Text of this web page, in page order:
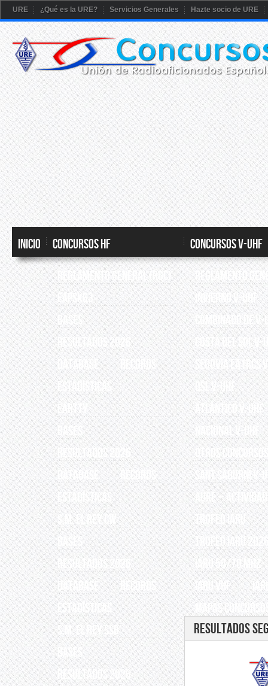
URE ¿Qué es la URE? Servicios Generales Hazte socio de URE
Inicio
CONCURSOS HF
Reglamento General (RGC)
EAPSK63
BASES
RESULTADOS 2026
Database
Records
ESTADÍSTICAS
EARTTY
BASES
RESULTADOS 2026
Database
Records
ESTADÍSTICAS
S.M. EL REY CW
BASES
RESULTADOS 2026
Database
Records
ESTADÍSTICAS
S.M. EL REY SSB
BASES
RESULTADOS 2026
CONCURSOS V-UHF
REGLAMENTO
INVIERNO V-UHF
Combinado de V-
Costa del Sol V-
Segovia EA1RCS
QSL V-UHF
Atlántico V-UHF
Nacional V-UHF
OTROS CONCURSOS
Sant Sadurní V-
AURE – Actividad
TROFEO IARU
TROFEO IARU
IARU 50/70 Mhz
IARU VHF
Mapas
Resultados